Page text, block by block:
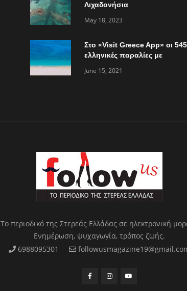
Λιχαδονήσια
May 18, 2023
Στο «Visit Greece App» οι 545
ελληνικές παραλίες με
June 15, 2021
Το περιοδικό της Στερεάς Ελλάδας σε ηλεκτρονική
Ενημέρωση, ψυχαγωγία, τρόπος ζωής.
6988095301